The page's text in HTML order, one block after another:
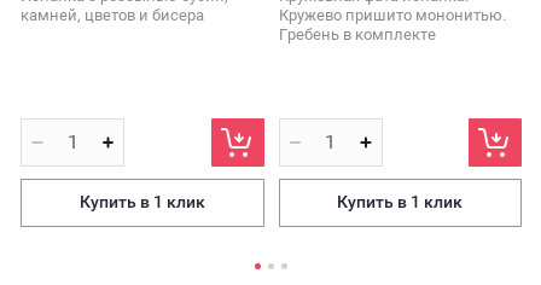
камней, цветов и бисера
Купить в 1 клик
Кружево пришито мононитью.
Гребень в комплекте
Купить в 1 клик